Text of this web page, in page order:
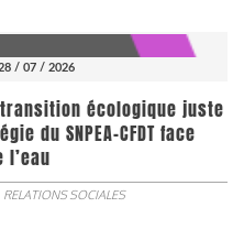
/ 07 / 2026
écologique juste
du SNPEA-CFDT face
RELATIONS SOCIALES